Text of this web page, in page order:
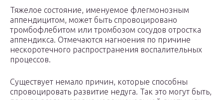
Тяжелое состояние, именуемое флегмонозным
аппендицитом, может быть спровоцировано
тромбофлебитом или тромбозом сосудов отростка
аппендикса. Отмечаются нагноения по причине
нескоротечного распространения воспалительных
процессов.
Существует немало причин, которые способны
спровоцировать развитие недуга. Так это могут быть,